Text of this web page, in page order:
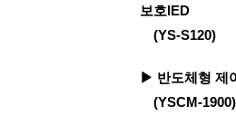
보호IED
(YS-S120)
▶ 반도체형 제
(YSCM-1900)